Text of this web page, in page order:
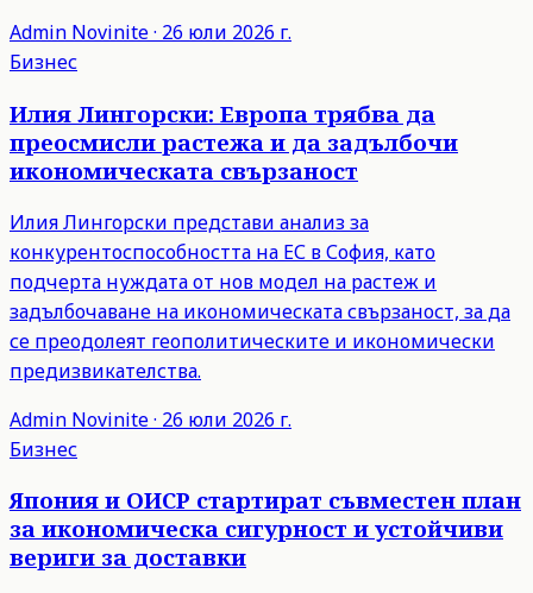
Admin Novinite· 26 юли 2026 г.
Бизнес
Илия Лингорски: Европа трябва да
преосмисли растежа и да задълбочи
икономическата свързаност
Илия Лингорски представи анализ за
конкурентоспособността на ЕС в София, като
подчерта нуждата от нов модел на растеж и
задълбочаване на икономическата свързаност, за да
се преодолеят геополитическите и икономически
предизвикателства.
Admin Novinite· 26 юли 2026 г.
Бизнес
Япония и ОИСР стартират съвместен план
за икономическа сигурност и устойчиви
вериги за доставки